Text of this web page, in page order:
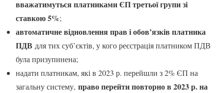
вважатимуться платниками ЄП третьої групи зі
ставкою 5%;
автоматичне відновлення прав і обов’язків платника
ПДВ для тих суб’єктів, у кого реєстрація платником ПДВ
була призупинена;
надати платникам, які в 2023 р. перейшли з 2% ЄП на
загальну систему, право перейти повторно в 2023 р. на